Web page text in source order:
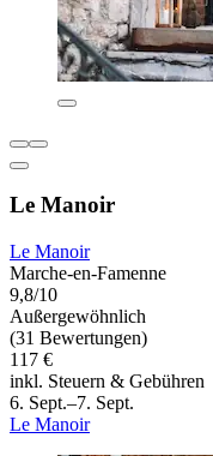
Le Manoir
Le Manoir
Marche-en-Famenne
9,8/10
Außergewöhnlich
(31 Bewertungen)
117 €
inkl. Steuern & Gebühren
6. Sept.–7. Sept.
Le Manoir